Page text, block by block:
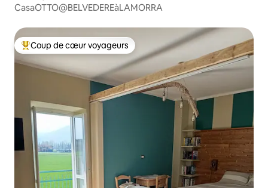
CasaOTTO@BELVEDEREàLAMORRA
Coups de cœur voyageurs les plus appréciés
Coup de cœur voyageurs